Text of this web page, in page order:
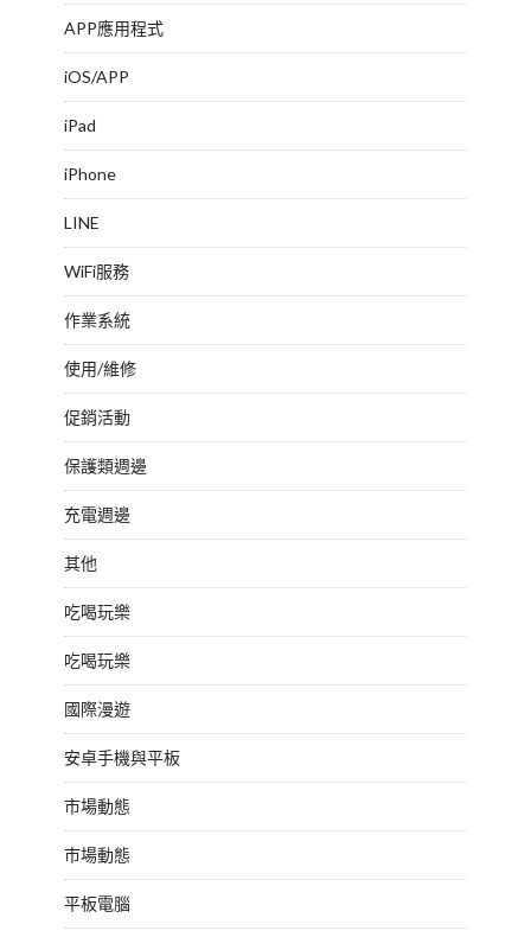
APP應用程式
iOS/APP
iPad
iPhone
LINE
WiFi服務
作業系統
使用/維修
促銷活動
保護類週邊
充電週邊
其他
吃喝玩樂
吃喝玩樂
國際漫遊
安卓手機與平板
市場動態
市場動態
平板電腦